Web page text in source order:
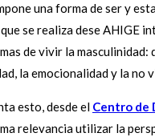
una forma de ser y
se realiza dese AHIGE
de vivir la masculinidad:
la emocionalidad y la no
esto, desde el Centro de
relevancia utilizar la